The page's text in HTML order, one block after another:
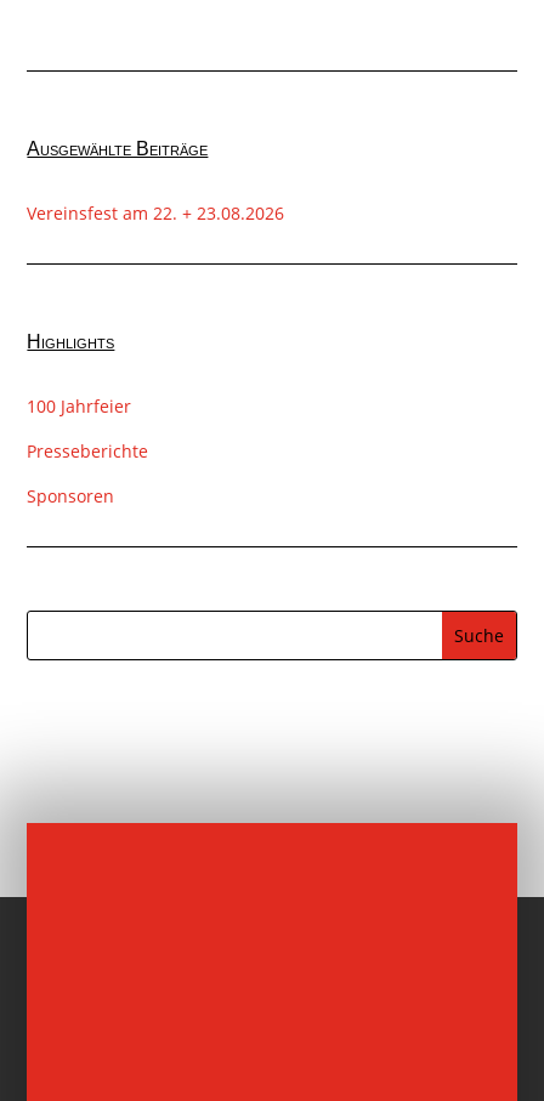
Ausgewählte Beiträge
Vereinsfest am 22. + 23.08.2026
Highlights
100 Jahrfeier
Presseberichte
Sponsoren